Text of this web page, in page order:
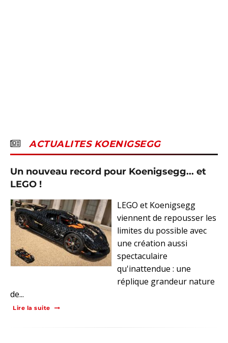
ACTUALITES KOENIGSEGG
Un nouveau record pour Koenigsegg... et
LEGO !
LEGO et Koenigsegg
viennent de repousser les
limites du possible avec
une création aussi
spectaculaire
qu'inattendue : une
réplique grandeur nature
de...
Lire la suite